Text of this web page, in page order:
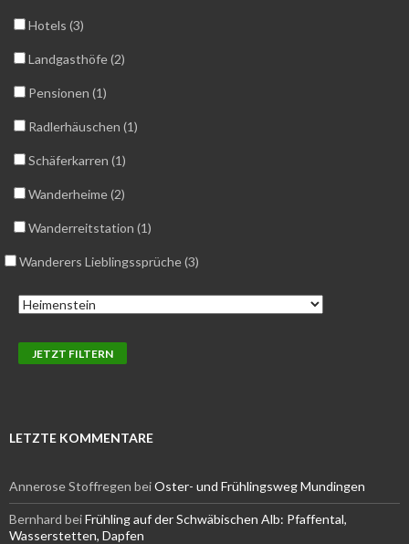
Hotels (3)
Landgasthöfe (2)
Pensionen (1)
Radlerhäuschen (1)
Schäferkarren (1)
Wanderheime (2)
Wanderreitstation (1)
Wanderers Lieblingssprüche (3)
LETZTE KOMMENTARE
Annerose Stoffregen beiOster- und Frühlingsweg Mundingen
Bernhard beiFrühling auf der Schwäbischen Alb: Pfaffental,
Wasserstetten, Dapfen